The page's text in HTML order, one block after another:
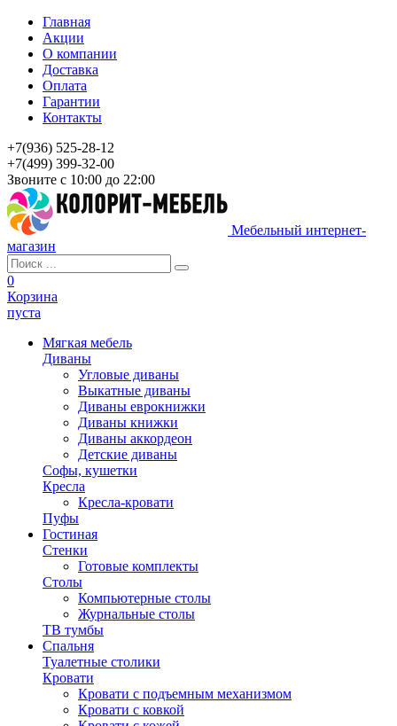
Главная
Акции
О компании
Доставка
Оплата
Гарантии
Контакты
+7(936) 525-28-12
+7(499) 399-32-00
Звоните с 10:00 до 22:00
Мебельный интернет-
магазин
0
Корзина
пуста
Мягкая мебель
Диваны
Угловые диваны
Выкатные диваны
Диваны еврокнижки
Диваны книжки
Диваны аккордеон
Детские диваны
Софы, кушетки
Кресла
Кресла-кровати
Пуфы
Гостиная
Стенки
Готовые комплекты
Столы
Компьютерные столы
Журнальные столы
ТВ тумбы
Спальня
Туалетные столики
Кровати
Кровати с подъемным механизмом
Кровати с ковкой